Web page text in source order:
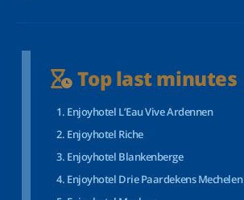
Top last minutes
Enjoyhotel L’Eau Vive Ardennen
Enjoyhotel Riche
Enjoyhotel Blankenberge
Enjoyhotel Drie Paardekens Mechelen